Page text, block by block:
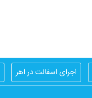
اجرای اسفالت در اهر